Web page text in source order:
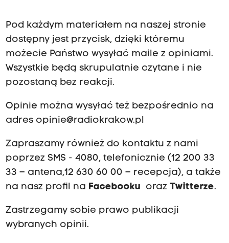
Pod każdym materiałem na naszej stronie
dostępny jest przycisk, dzięki któremu
możecie Państwo wysyłać maile z opiniami.
Wszystkie będą skrupulatnie czytane i nie
pozostaną bez reakcji.
Opinie można wysyłać też bezpośrednio na
adres opinie@radiokrakow.pl
Zapraszamy również do kontaktu z nami
poprzez SMS - 4080, telefonicznie (12 200 33
33 – antena,12 630 60 00 – recepcja), a także
na nasz profil na Facebooku oraz Twitterze.
Zastrzegamy sobie prawo publikacji
wybranych opinii.